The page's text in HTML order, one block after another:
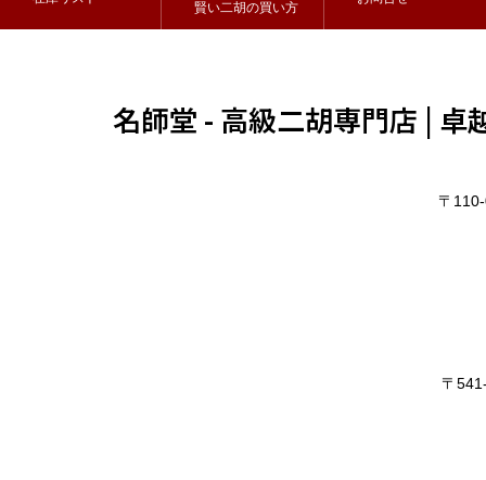
賢い二胡の買い方
名師堂 - 高級二胡専門店 | 卓
〒
〒